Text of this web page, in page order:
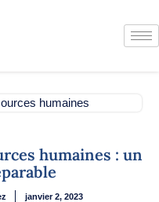
humaines : un
janvier 2, 2023